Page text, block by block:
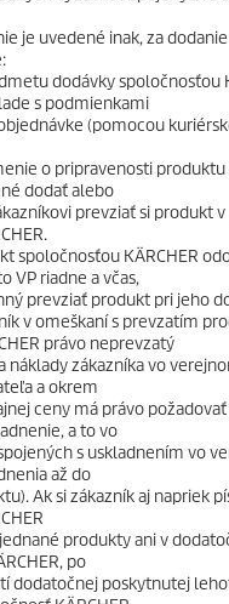
je uvedené inak, za
dodávky spoločnosťou
s podmienkami
(pomocou
o pripravenosti produktu
dodať alebo
prevziať si produkt
spoločnosťou KÄRCHER
VP riadne a včas,
prevziať produkt pri jeho
v omeškaní s prevzatím
právo neprevzatý
náklady zákazníka vo
a okrem
ceny má právo požadovať
a to vo
s uskladnením vo
až do
Ak si zákazník aj napriek
produkty ani v
po
dodatočnej poskytnutej